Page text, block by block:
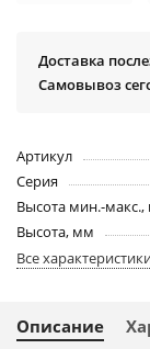
Доставка
Самовывоз
Артикул
Серия
Высота мин.-
Высота, мм
Все
Описание